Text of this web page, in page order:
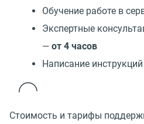
Обучение работе в
Экспертные
— от 4 часов
Написание инструкций
Стоимость и тарифы